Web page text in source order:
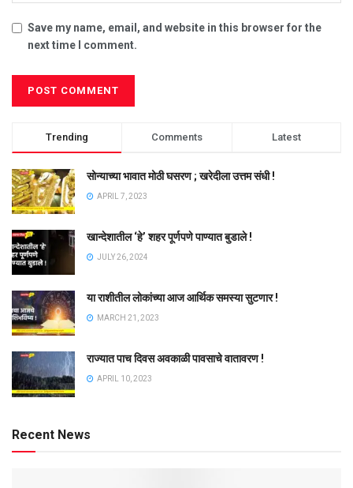
Save my name, email, and website in this browser for the
next time I comment.
Trending Comments Latest
सोन्याच्या भावात मोठी घसरण ; खरेदीला उत्तम संधी !
APRIL 7, 2023
खान्देशातील ‘हे’ शहर पूर्णपणे पाण्यात बुडाले !
JULY 26, 2024
या राशीतील लोकांच्या आज आर्थिक समस्या सुटणार !
MARCH 21, 2023
राज्यात पाच दिवस अवकाळी पावसाचे वातावरण !
APRIL 10, 2023
Recent News